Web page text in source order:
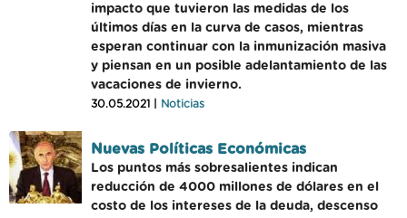
impacto que tuvieron las medidas de los
últimos días en la curva de casos, mientras
esperan continuar con la inmunización masiva
y piensan en un posible adelantamiento de las
vacaciones de invierno.
30.05.2021 | Noticias
Nuevas Políticas Económicas
Los puntos más sobresalientes indican
reducción de 4000 millones de dólares en el
costo de los intereses de la deuda, descenso